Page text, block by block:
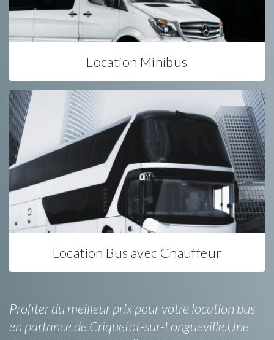
Location Minibus
Location Bus avec Chauffeur
Profiter du meilleur prix pour votre location bus
en partance de Criquetot-sur-Longueville.Une